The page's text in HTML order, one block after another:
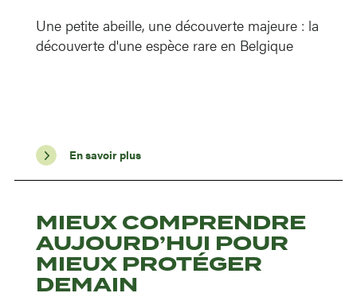
Une petite abeille, une découverte majeure : la
découverte d'une espèce rare en Belgique
En savoir plus
MIEUX COMPRENDRE
AUJOURD’HUI POUR
MIEUX PROTÉGER
DEMAIN